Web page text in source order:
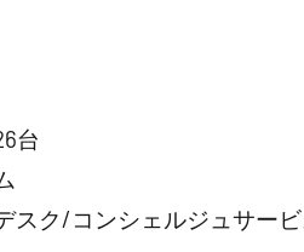
台
/コンシェルジュサービ